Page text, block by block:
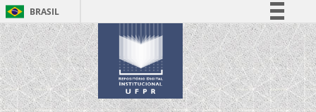
BRASIL
Simplifique!
Comunica BR
Participe
Acesso à informação